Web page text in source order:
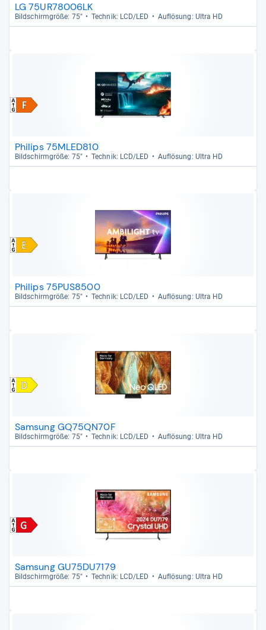
LG 75UR78006LK
Bild­schirm­größe: 75" Tech­nik: LCD/LED Auf­lö­sung: Ultra HD
Philips 75MLED810
Bild­schirm­größe: 75" Tech­nik: LCD/LED Auf­lö­sung: Ultra HD
Philips 75PUS8500
Bild­schirm­größe: 75" Tech­nik: LCD/LED Auf­lö­sung: Ultra HD
Samsung GQ75QN70F
Bild­schirm­größe: 75" Tech­nik: LCD/LED Auf­lö­sung: Ultra HD
Samsung GU75DU7179
Bild­schirm­größe: 75" Tech­nik: LCD/LED Auf­lö­sung: Ultra HD